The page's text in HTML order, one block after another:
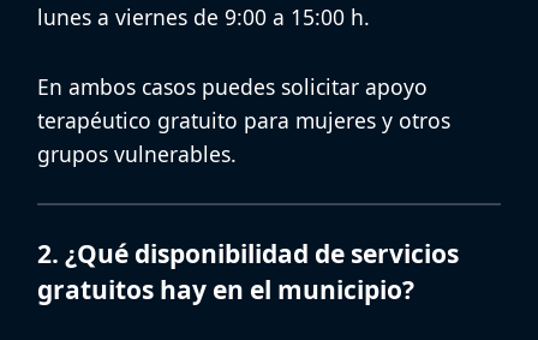
lunes a viernes de 9:00 a 15:00 h.
En ambos casos puedes solicitar apoyo
terapéutico gratuito para mujeres y otros
grupos vulnerables.
2. ¿Qué disponibilidad de servicios
gratuitos hay en el municipio?